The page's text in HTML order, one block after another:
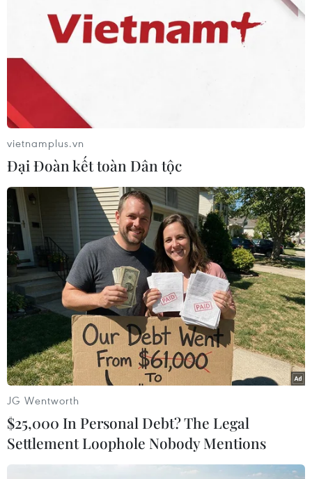
#thuốc lá lậu
TP. Hà Nội
TIN LIÊN QUAN
vietnamplus.vn
Đại Đoàn kết toàn Dân tộc
JG Wentworth
$25,000 In Personal Debt? The Legal
Settlement Loophole Nobody Mentions